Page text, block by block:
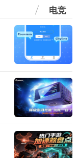
电竞